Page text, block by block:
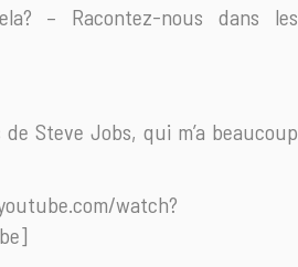
– Racontez-nous dans les
Steve Jobs, qui m’a beaucoup
watch?